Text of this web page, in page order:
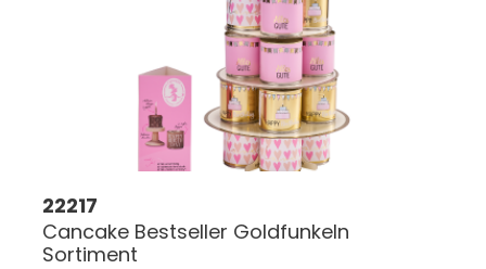
22217
Cancake Bestseller Goldfunkeln
Sortiment